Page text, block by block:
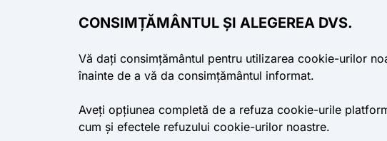
CONSIMȚĂMÂNTUL ȘI ALEGEREA DVS.
Vă dați consimțământul pentru utilizarea cookie-urilor
înainte de a vă da consimțământul informat.
Aveți opțiunea completă de a refuza cookie-urile
cum și efectele refuzului cookie-urilor noastre.